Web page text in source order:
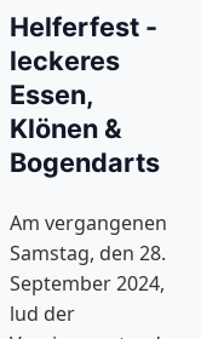
Helferfest -
leckeres
Essen,
Klönen &
Bogendarts
Am vergangenen
Samstag, den 28.
September 2024,
lud der